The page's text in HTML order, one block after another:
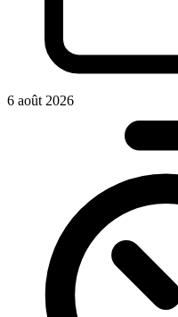
6 août 2026